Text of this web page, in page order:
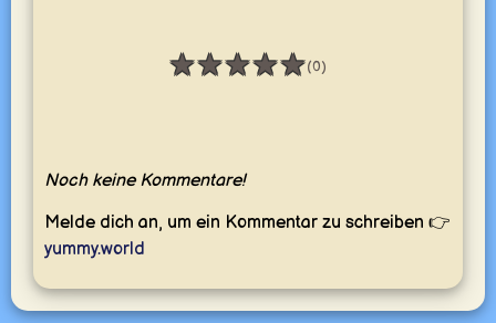
★★★★★
Bewertung: 0 / 5 (0)
Noch keine Kommentare!
Melde dich an, um ein Kommentar zu schreiben 👉
yummy.world